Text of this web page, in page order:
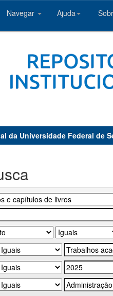
Navegar Ajuda
da Universidade Federal de